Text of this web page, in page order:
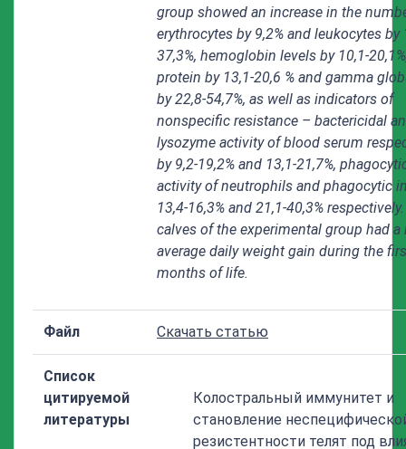
group showed an increase in the
erythrocytes by 9,2% and leukocytes by
37,3%, hemoglobin levels by 10,1-
protein by 13,1-20,6 % and gamma
by 22,8-54,7%, as well as indicators of
nonspecific resistance – bactericidal
lysozyme activity of blood serum
by 9,2-19,2% and 13,1-21,7%,
activity of neutrophils and phagocytic
13,4-16,3% and 21,1-40,3%
calves of the experimental group had a
average daily weight gain during the
months of life.
Файл Скачать статью
Список
цитируемой
литературы
Колостральный иммунитет и
становление
резистентности телят под